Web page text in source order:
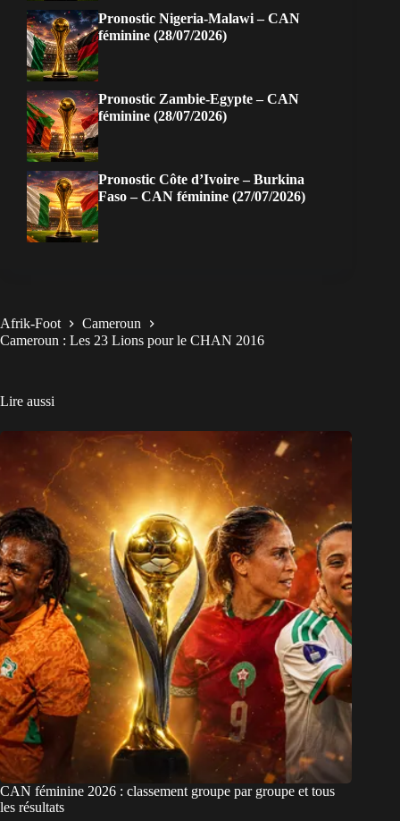
Pronostic Nigeria-Malawi – CAN
féminine (28/07/2026)
Pronostic Zambie-Egypte – CAN
féminine (28/07/2026)
Pronostic Côte d’Ivoire – Burkina
Faso – CAN féminine (27/07/2026)
Afrik-Foot
Cameroun
Cameroun : Les 23 Lions pour le CHAN 2016
Lire aussi
CAN féminine 2026 : classement groupe par groupe et tous
les résultats